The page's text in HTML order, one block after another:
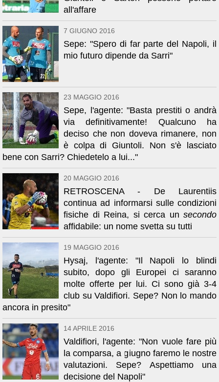
all'affare
7 GIUGNO 2016
Sepe: "Spero di far parte del Napoli, il
mio futuro dipende da Sarri"
23 MAGGIO 2016
Sepe, l'agente: "Basta prestiti o andrà
via definitivamente! Qualcuno ha
deciso che non doveva rimanere, non
è colpa di Giuntoli. Non s'è lasciato
bene con Sarri? Chiedetelo a lui..."
20 MAGGIO 2016
RETROSCENA - De Laurentiis
continua ad informarsi sulle condizioni
fisiche di Reina, si cerca un secondo
affidabile: un nome svetta su tutti
19 MAGGIO 2016
Hysaj, l'agente: "Il Napoli lo blindi
subito, dopo gli Europei ci saranno
molte offerte per lui. Ci sono già 3-4
club su Valdifiori. Sepe? Non lo mando
ancora in presito"
14 APRILE 2016
Valdifiori, l'agente: "Non vuole fare più
la comparsa, a giugno faremo le nostre
valutazioni. Sepe? Aspettiamo una
decisione del Napoli"